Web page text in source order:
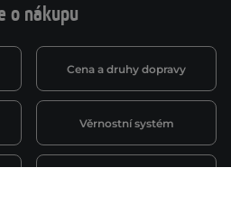
o nákupu
Cena a druhy dopravy
Věrnostní systém